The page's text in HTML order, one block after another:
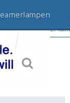
en ervaren